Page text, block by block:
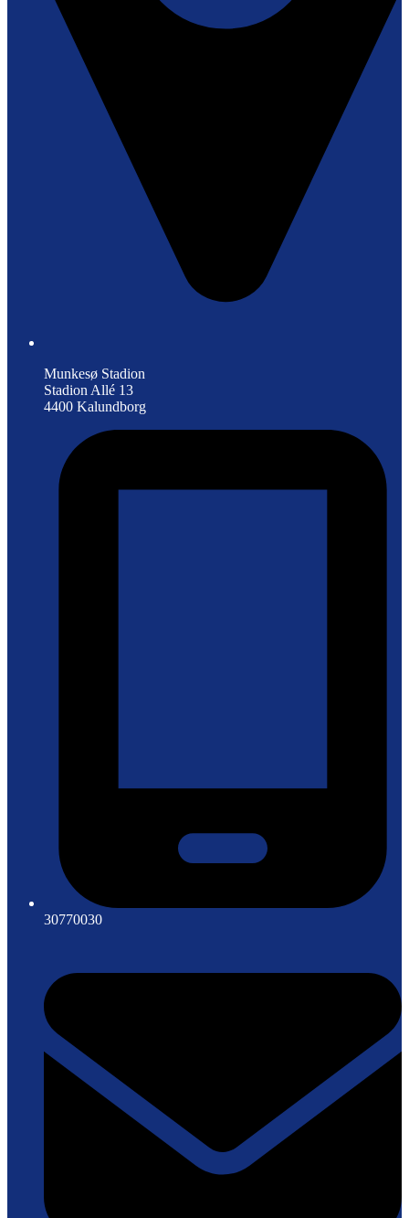
Munkesø Stadion
Stadion Allé 13
4400 Kalundborg
30770030